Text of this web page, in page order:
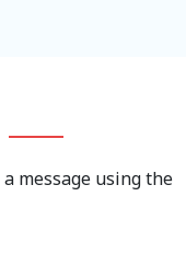
message using the